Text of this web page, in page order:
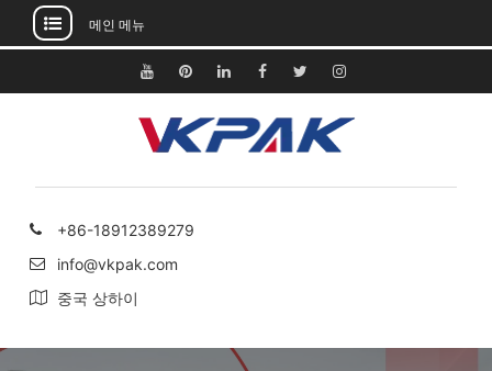
텐
메인 메뉴
유
튜
브
핀
터
레
스
링
크
인
페
이
스
북
지
저
귀
다
인
스
타
그
+86-18912389279
info@vkpak.com
중국 상하이